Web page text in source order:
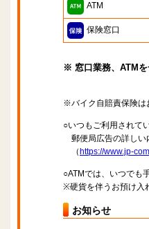
ATM
保険窓口
※ 窓口業務、ATMを
※バイク自賠責保険は
○いつもご利用されて
郵便局広告の詳しい
（ https://www.jp-
○ATMでは、いつでも
※硬貨を伴うお預け入
お知らせ